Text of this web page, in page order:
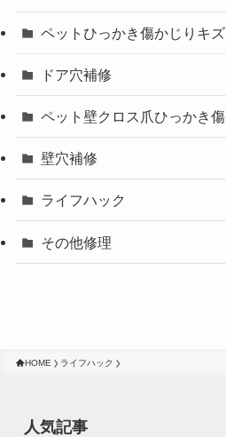
ペットひっかき傷かじりキズ
ドア穴補修
ペット壁クロス爪ひっかき傷
壁穴補修
ライフハック
その他修理
HOME ライフハック
人気記事